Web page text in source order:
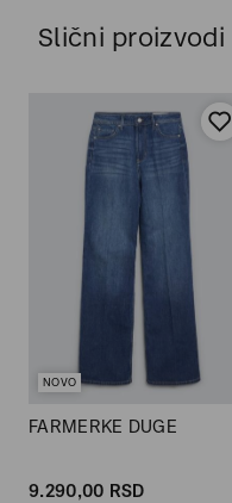
Slični proizvodi
NOVO
FARMERKE DUGE
9.290,00 RSD